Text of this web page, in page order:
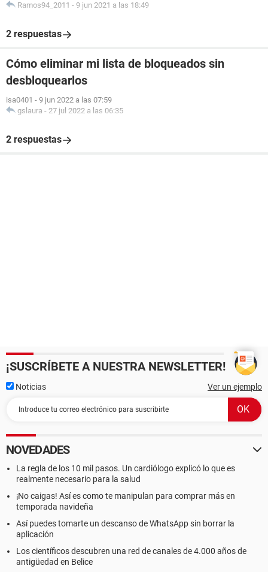
Ramos94_2011 - 9 jun 2021 a las 18:49
2 respuestas
Cómo eliminar mi lista de bloqueados sin
desbloquearlos
isa0401 - 9 jun 2022 a las 07:59
gslaura - 27 jul 2022 a las 06:35
2 respuestas
¡SUSCRÍBETE A NUESTRA NEWSLETTER!
Noticias Ver un ejemplo
NOVEDADES
La regla de los 10 mil pasos. Un cardiólogo explicó lo que es
realmente necesario para la salud
¡No caigas! Así es como te manipulan para comprar más en
temporada navideña
Así puedes tomarte un descanso de WhatsApp sin borrar la
aplicación
Los científicos descubren una red de canales de 4.000 años de
antigüedad en Belice